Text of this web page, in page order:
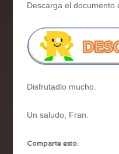
Descarga el documento
Disfrutadlo mucho.
Un saludo, Fran.
Comparte esto: